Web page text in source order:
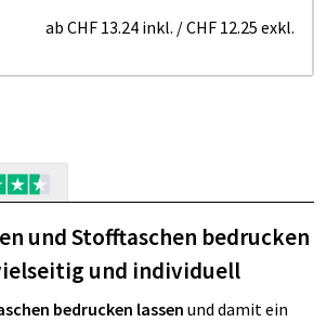
ab CHF 13.24 inkl. /CHF 12.25 exkl.
und Stofftaschen bedrucken
und individuell
bedrucken lassenund damit ein